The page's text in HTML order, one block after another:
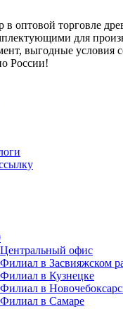
в оптовой торговле
для
выгодные условия
России!
Центральный офис
Филиал в Засвияжском
Филиал в Кузнецке
Филиал в
Филиал в Самаре